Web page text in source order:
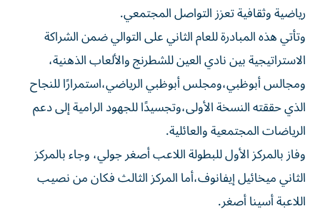
رياضية وثقافية تعزز التواصل المجتمعي.
وتأتي هذه المبادرة للعام الثاني على التوالي ضمن الشراكة
الاستراتيجية بين نادي العين للشطرنج والألعاب الذهنية،
ومجالس أبوظبي،ومجلس أبوظبي الرياضي،استمرارًا للنجاح
الذي حققته النسخة الأولى،وتجسيدًا للجهود الرامية إلى دعم
الرياضات المجتمعية والعائلية.
وفاز بالمركز الأول للبطولة اللاعب أصغر جولي، وجاء بالمركز
الثاني ميخائيل إيفانوف،أما المركز الثالث فكان من نصيب
اللاعبة أسينا أصغر.